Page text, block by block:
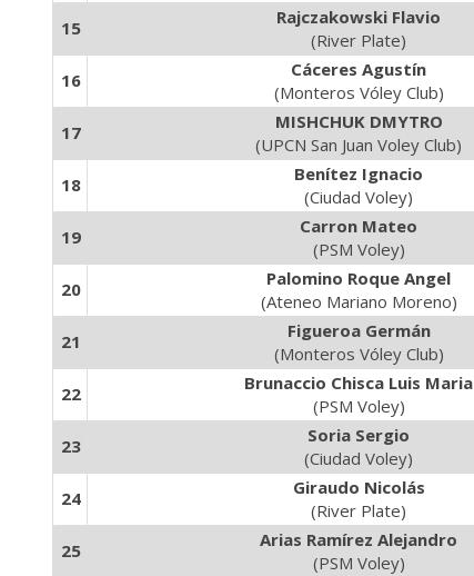
15
Rajczakowski Flavio
(River Plate)
16
Cáceres Agustín
(Monteros Vóley Club)
17
MISHCHUK DMYTRO
(UPCN San Juan Voley Club)
18
Benítez Ignacio
(Ciudad Voley)
19
Carron Mateo
(PSM Voley)
20
Palomino Roque Angel
(Ateneo Mariano Moreno)
21
Figueroa Germán
(Monteros Vóley Club)
22
Brunaccio Chisca Luis Maria
(PSM Voley)
23
Soria Sergio
(Ciudad Voley)
24
Giraudo Nicolás
(River Plate)
25
Arias Ramírez Alejandro
(PSM Voley)